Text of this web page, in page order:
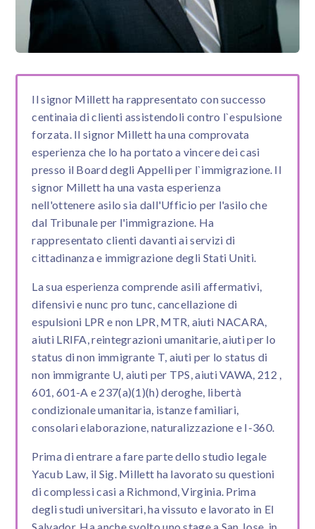
Il signor Millett ha rappresentato con successo
centinaia di clienti assistendoli contro l`espulsione
forzata. Il signor Millett ha una comprovata
esperienza che lo ha portato a vincere dei casi
presso il Board degli Appelli per l`immigrazione. Il
signor Millett ha una vasta esperienza
nell'ottenere asilo sia dall'Ufficio per l'asilo che
dal Tribunale per l'immigrazione. Ha
rappresentato clienti davanti ai servizi di
cittadinanza e immigrazione degli Stati Uniti.
La sua esperienza comprende asili affermativi,
difensivi e nunc pro tunc, cancellazione di
espulsioni LPR e non LPR, MTR, aiuti NACARA,
aiuti LRIFA, reintegrazioni umanitarie, aiuti per lo
status di non immigrante T, aiuti per lo status di
non immigrante U, aiuti per TPS, aiuti VAWA, 212 ,
601, 601-A e 237(a)(1)(h) deroghe, libertà
condizionale umanitaria, istanze familiari,
consolari elaborazione, naturalizzazione e I-360.
Prima di entrare a fare parte dello studio legale
Yacub Law, il Sig. Millett ha lavorato su questioni
di complessi casi a Richmond, Virginia. Prima
degli studi universitari, ha vissuto e lavorato in El